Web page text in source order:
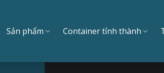
Sản phẩm Container tỉnh thành